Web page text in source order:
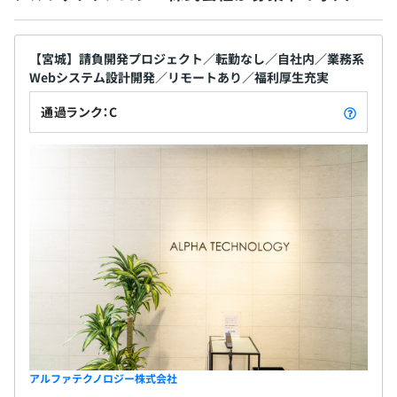
■試用期間3カ月
※給与等の労働条件は本採用と同じです。
【宮城】請負開発プロジェクト／転勤なし／自社内／業務系
Webシステム設計開発／リモートあり／福利厚生充実
通過ランク：C
アルファテクノロジー株式会社